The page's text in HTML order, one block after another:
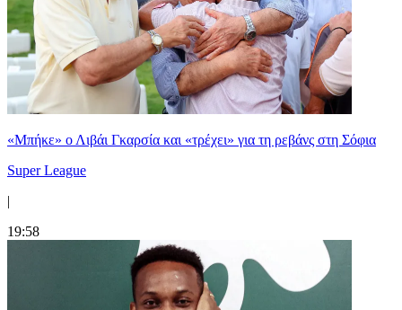
«Μπήκε» ο Λιβάι Γκαρσία και «τρέχει» για τη ρεβάνς στη Σόφια
Super League
|
19:58